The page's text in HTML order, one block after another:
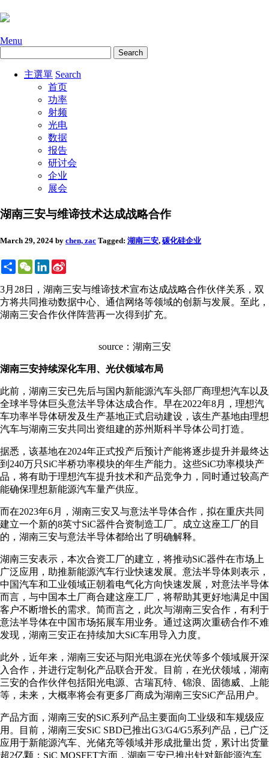
Menu
主選單 Search
首页
功率
射频
光电
数据
报告
研讨会
企业
展会
湖南三安与维谛技术达成战略合作
March 29, 2024 by chen, zac Tagged: 湖南三安, 碳化硅企业
ShareWeChatLinkedIn
3月28日，湖南三安与维谛技术宣布达成战略合作伙伴关系，双
方将共同推动数据中心、通信网络等领域的创新与发展。至此，
湖南三安合作伙伴阵营再一次得到扩充。
source：湖南三安
湖南三安持续深化车用、光伏领域布局
此前，湖南三安已先后与国内新能源汽车头部厂商理想汽车以及
全球半导体巨头意法半导体达成合作。早在2022年8月，理想汽
车功率半导体研发及生产基地正式启动建设，该生产基地由理想
汽车与湖南三安共同出资组建的苏州斯科半导体公司打造。
据悉，该基地在2024年正式投产后预计产能将逐步提升并最终达
到240万只SiC半桥功率模块的年生产能力。这些SiC功率模块产
品，将有助于理想汽车提升技术和产品竞争力，同时通过较高产
能确保理想新能源汽车量产供应。
而在2023年6月，湖南三安又与意法半导体合作，拟在重庆共同
建立一个新的8英寸SiC器件合资制造工厂。成立这座工厂的目
的，湖南三安与意法半导体都给出了明确解释。
湖南三安表示，本次合资工厂的建立，将推动SiC器件在市场上
广泛应用，助推新能源汽车行业快速发展。意法半导体则表示，
中国汽车和工业领域正朝着电气化方向快速发展，对意法半导体
而言，与中国本土厂商合建这座工厂，将帮助其更好地满足中国
客户不断增长的需求。简而言之，此次与湖南三安合作，有利于
意法半导体在中国市场拓展车用业务。通过这两次重磅合作不难
发现，湖南三安正在持续加大SiC车用导入力度。
此外，近年来，湖南三安还与阳光电源在光伏等多个领域展开深
入合作，并进行定制化产品联合开发。目前，在光伏领域，湖南
三安的合作伙伴包括阳光电源、古瑞瓦特、锦浪、固德威、上能
等，未来，大概率将会有更多厂商成为湖南三安SiC产品用户。
产品方面，湖南三安的SiC系列产品主要面向工业级和车规级应
用。目前，湖南三安SiC SBD已推出G3/G4/G5系列产品，已广泛
应用于新能源汽车、光储充等领域并形成批量出货，累计出货量
超2亿颗；SiC MOSFET方面，湖南三安已推出针对新能源汽车